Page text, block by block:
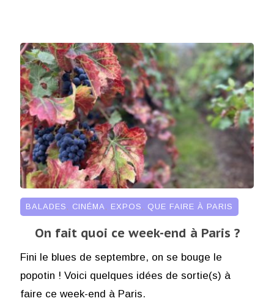
BALADES , CINÉMA, EXPOS , QUE FAIRE À PARIS
On fait quoi ce week-end à Paris ?
Fini le blues de septembre, on se bouge le
popotin ! Voici quelques idées de sortie(s) à
faire ce week-end à Paris.